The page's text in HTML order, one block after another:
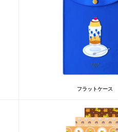
フラットケース